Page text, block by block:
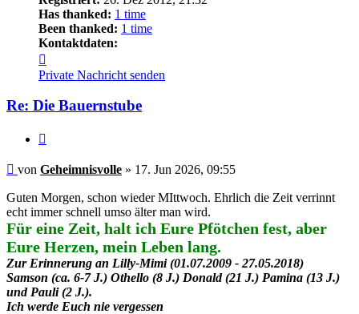
Has thanked: 1 time
Been thanked: 1 time
Kontaktdaten:
von
Geheimnisvolle
Private Nachricht senden
Re: Die Bauernstube
Beitrag
von Geheimnisvolle » 17. Jun 2026, 09:55
Guten Morgen, schon wieder MIttwoch. Ehrlich die Zeit verrinnt
echt immer schnell umso älter man wird.
Für eine Zeit, halt ich Eure Pfötchen fest, aber
Eure Herzen, mein Leben lang.
Zur Erinnerung an Lilly-Mimi (01.07.2009 - 27.05.2018)
Samson (ca. 6-7 J.) Othello (8 J.) Donald (21 J.) Pamina (13 J.)
und Pauli (2 J.).
Ich werde Euch nie vergessen